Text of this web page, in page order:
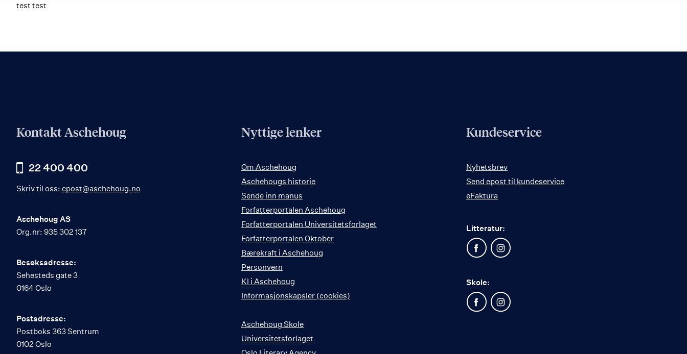
test test
Kontakt Aschehoug
22 400 400
Skriv til oss: epost@aschehoug.no
Aschehoug AS
Org.nr: 935 302 137
Besøksadresse:
Sehesteds gate 3
0164 Oslo
Postadresse:
Postboks 363 Sentrum
0102 Oslo
Nyttige lenker
Om Aschehoug
Aschehougs historie
Sende inn manus
Forfatterportalen Aschehoug
Forfatterportalen Universitetsforlaget
Forfatterportalen Oktober
Bærekraft i Aschehoug
Personvern
KI i Aschehoug
Informasjonskapsler (cookies)
Aschehoug Skole
Universitetsforlaget
Kundeservice
Nyhetsbrev
Send epost til kundeservice
eFaktura
Litteratur:
Skole: